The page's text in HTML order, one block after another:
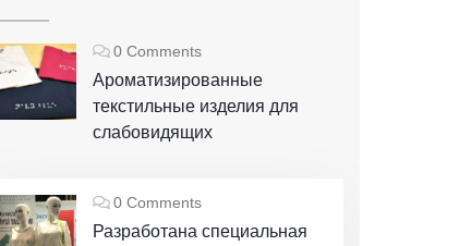
0 Comments
Ароматизированные
текстильные изделия для
слабовидящих
0 Comments
Разработана специальная